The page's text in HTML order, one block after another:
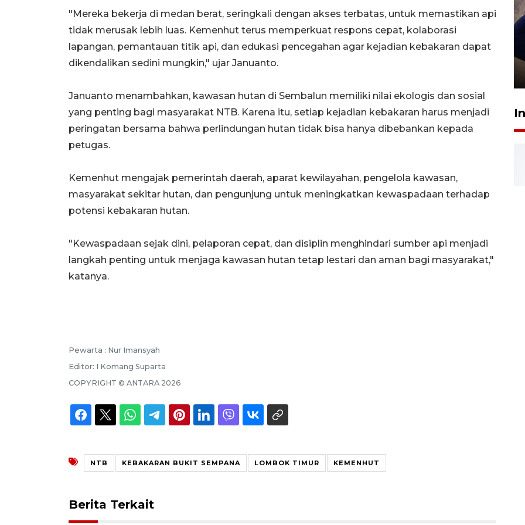
"Mereka bekerja di medan berat, seringkali dengan akses terbatas, untuk memastikan api
tidak merusak lebih luas. Kemenhut terus memperkuat respons cepat, kolaborasi
lapangan, pemantauan titik api, dan edukasi pencegahan agar kejadian kebakaran dapat
dikendalikan sedini mungkin," ujar Januanto.
Januanto menambahkan, kawasan hutan di Sembalun memiliki nilai ekologis dan sosial
yang penting bagi masyarakat NTB. Karena itu, setiap kejadian kebakaran harus menjadi
peringatan bersama bahwa perlindungan hutan tidak bisa hanya dibebankan kepada
petugas.
Kemenhut mengajak pemerintah daerah, aparat kewilayahan, pengelola kawasan,
masyarakat sekitar hutan, dan pengunjung untuk meningkatkan kewaspadaan terhadap
potensi kebakaran hutan.
"Kewaspadaan sejak dini, pelaporan cepat, dan disiplin menghindari sumber api menjadi
langkah penting untuk menjaga kawasan hutan tetap lestari dan aman bagi masyarakat,"
katanya.
Pewarta : Nur Imansyah
Editor: I Komang Suparta
COPYRIGHT © ANTARA 2026
NTB KEBAKARAN BUKIT SEMPANA LOMBOK TIMUR KEMENHUT
Berita Terkait
Sidang putusan terdakwa